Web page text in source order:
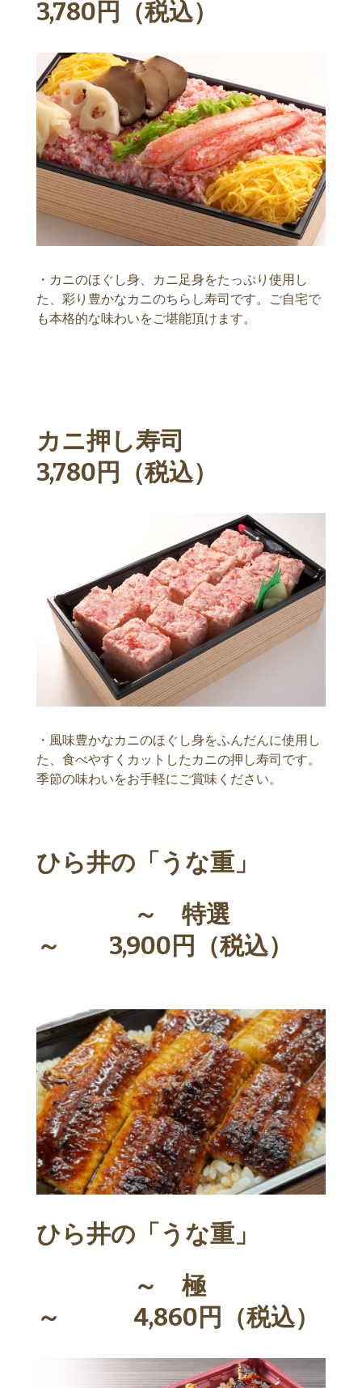
3,780円（税込）
・カニのほぐし身、カニ足身をたっぷり使用し
た、彩り豊かなカニのちらし寿司です。ご自宅で
も本格的な味わいをご堪能頂けます。
カニ押し寿司
3,780円（税込）
・風味豊かなカニのほぐし身をふんだんに使用し
た、食べやすくカットしたカニの押し寿司です。
季節の味わいをお手軽にご賞味ください。
ひら井の「うな重」
～ 特選
～ 3,900円（税込）
ひら井の「うな重」
～ 極
～ 4,860円（税込）